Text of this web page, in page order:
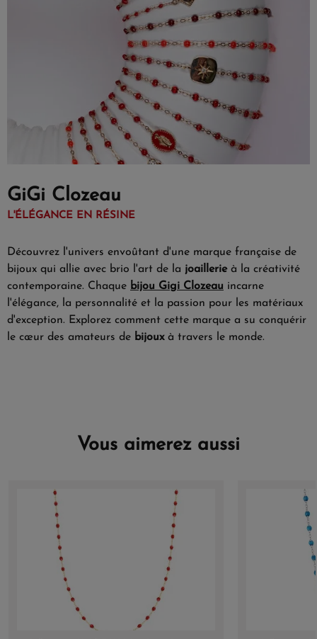
GiGi Clozeau
L'ÉLÉGANCE EN RÉSINE
Découvrez l'univers envoûtant d'une marque française de
bijoux qui allie avec brio l'art de la joaillerieà la créativité
contemporaine. Chaque bijou Gigi Clozeau incarne
l'élégance, la personnalité et la passion pour les matériaux
d'exception. Explorez comment cette marque a su conquérir
le cœur des amateurs de bijouxà travers le monde.
Vous aimerez aussi